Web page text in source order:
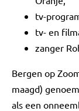
tv-
tv- en
zanger
Bergen op
maagd)
als een